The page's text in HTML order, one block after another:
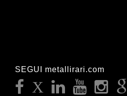
SEGUI metallirari.com